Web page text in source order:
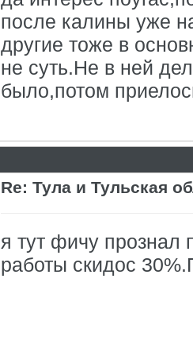
после калины уже
другие тоже в
не суть.Не в ней
было,потом
Re: Тула и Тульская
я тут фичу прознал
работы скидос